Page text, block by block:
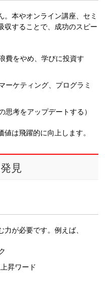
。本やオンライン講座、セミ
収することで、成功のスピー
費をやめ、学びに投資す
ーケティング、プログラミ
思考をアップデートする）
は飛躍的に向上します。
見
が必要です。例えば、
昇ワード